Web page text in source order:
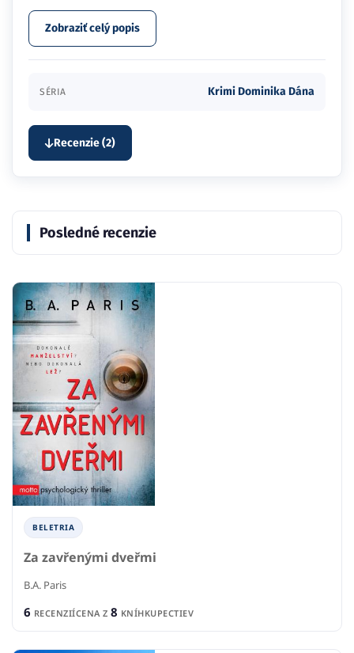
Zobraziť celý popis
SÉRIA Krimi Dominika Dána
Recenzie (2)
Posledné recenzie
BELETRIA
Za zavřenými dveřmi
B.A. Paris
6 RECENZIÍCENA Z 8 KNÍHKUPECTIEV